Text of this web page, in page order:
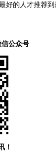
好的人才推荐
公众号
！